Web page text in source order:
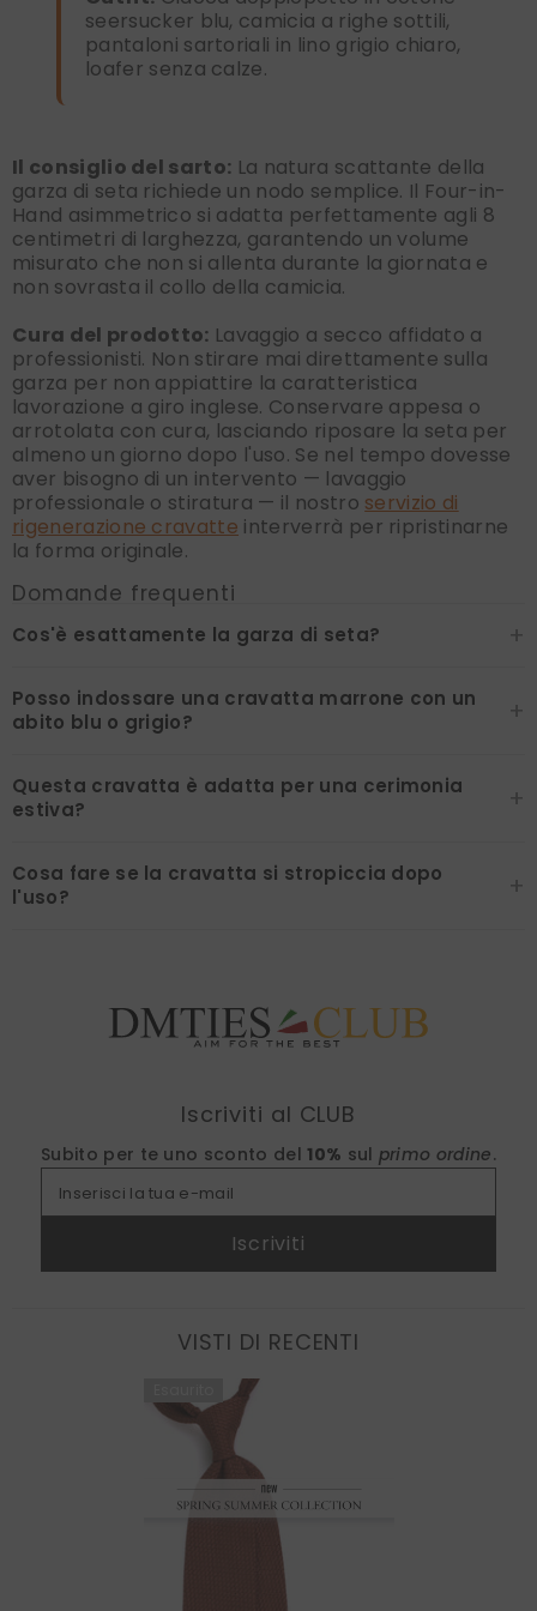
seersucker blu, camicia a righe sottili,
pantaloni sartoriali in lino grigio chiaro,
loafer senza calze.
Il consiglio del sarto: La natura scattante della
garza di seta richiede un nodo semplice. Il Four-in-
Hand asimmetrico si adatta perfettamente agli 8
centimetri di larghezza, garantendo un volume
misurato che non si allenta durante la giornata e
non sovrasta il collo della camicia.
Cura del prodotto: Lavaggio a secco affidato a
professionisti. Non stirare mai direttamente sulla
garza per non appiattire la caratteristica
lavorazione a giro inglese. Conservare appesa o
arrotolata con cura, lasciando riposare la seta per
almeno un giorno dopo l'uso. Se nel tempo dovesse
aver bisogno di un intervento — lavaggio
professionale o stiratura — il nostro servizio di
rigenerazione cravatte interverrà per ripristinarne
la forma originale.
Domande frequenti
Cos'è esattamente la garza di seta? +
Posso indossare una cravatta marrone con un
abito blu o grigio?
+
Questa cravatta è adatta per una cerimonia
estiva?
+
Cosa fare se la cravatta si stropiccia dopo
l'uso?
+
Iscriviti al CLUB
Subito per te uno sconto del 10% sul primo ordine.
Inserisci la tua e-mail
Iscriviti
VISTI DI RECENTI